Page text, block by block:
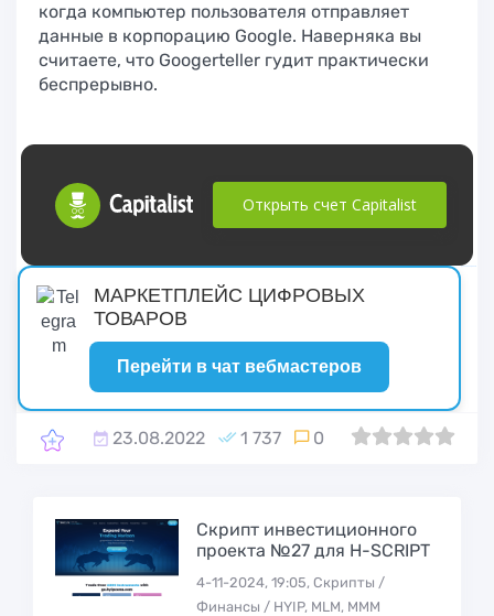
когда компьютер пользователя отправляет
данные в корпорацию Google. Наверняка вы
считаете, что Googerteller гудит практически
беспрерывно.
Открыть счет Capitalist
МАРКЕТПЛЕЙС ЦИФРОВЫХ
ТОВАРОВ
Перейти в чат вебмастеров
23.08.2022 1 737 0 01 2 3 4 5
Скрипт инвестиционного
проекта №27 для H-SCRIPT
4-11-2024, 19:05, Скрипты /
Финансы / HYIP, MLM, МММ